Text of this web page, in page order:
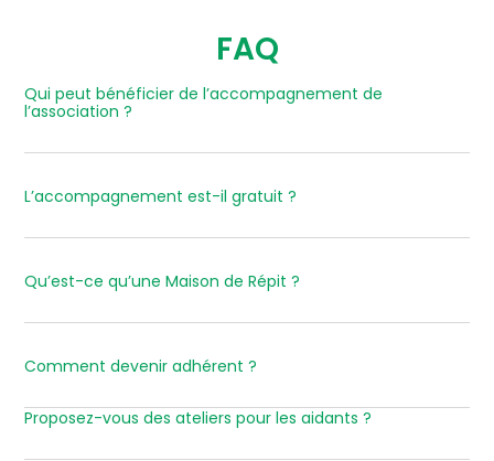
FAQ
Qui peut bénéficier de l’accompagnement de
l’association ?
L’accompagnement est-il gratuit ?
Qu’est-ce qu’une Maison de Répit ?
Comment devenir adhérent ?
Proposez-vous des ateliers pour les aidants ?